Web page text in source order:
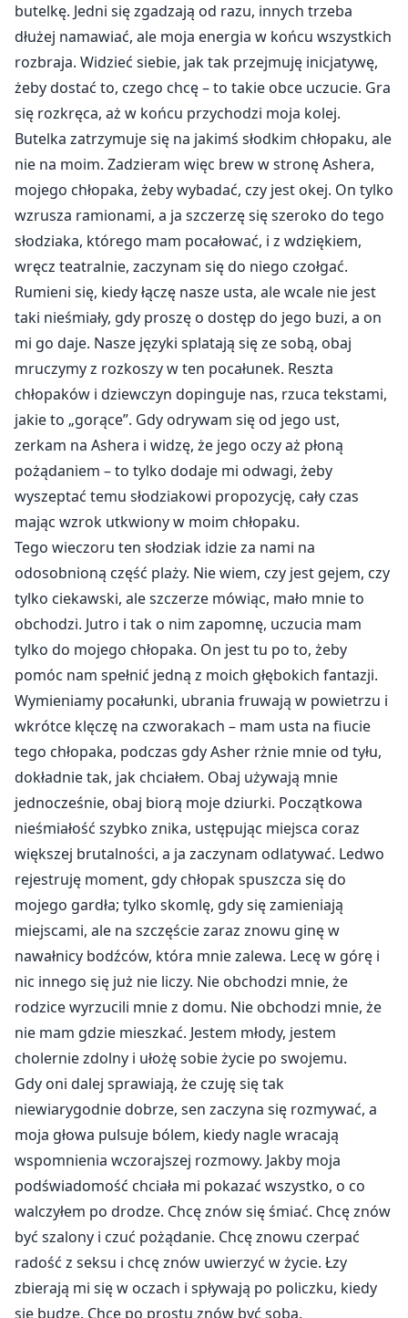
butelkę. Jedni się zgadzają od razu, innych trzeba
dłużej namawiać, ale moja energia w końcu wszystkich
rozbraja. Widzieć siebie, jak tak przejmuję inicjatywę,
żeby dostać to, czego chcę – to takie obce uczucie. Gra
się rozkręca, aż w końcu przychodzi moja kolej.
Butelka zatrzymuje się na jakimś słodkim chłopaku, ale
nie na moim. Zadzieram więc brew w stronę Ashera,
mojego chłopaka, żeby wybadać, czy jest okej. On tylko
wzrusza ramionami, a ja szczerzę się szeroko do tego
słodziaka, którego mam pocałować, i z wdziękiem,
wręcz teatralnie, zaczynam się do niego czołgać.
Rumieni się, kiedy łączę nasze usta, ale wcale nie jest
taki nieśmiały, gdy proszę o dostęp do jego buzi, a on
mi go daje. Nasze języki splatają się ze sobą, obaj
mruczymy z rozkoszy w ten pocałunek. Reszta
chłopaków i dziewczyn dopinguje nas, rzuca tekstami,
jakie to „gorące”. Gdy odrywam się od jego ust,
zerkam na Ashera i widzę, że jego oczy aż płoną
pożądaniem – to tylko dodaje mi odwagi, żeby
wyszeptać temu słodziakowi propozycję, cały czas
mając wzrok utkwiony w moim chłopaku.
Tego wieczoru ten słodziak idzie za nami na
odosobnioną część plaży. Nie wiem, czy jest gejem, czy
tylko ciekawski, ale szczerze mówiąc, mało mnie to
obchodzi. Jutro i tak o nim zapomnę, uczucia mam
tylko do mojego chłopaka. On jest tu po to, żeby
pomóc nam spełnić jedną z moich głębokich fantazji.
Wymieniamy pocałunki, ubrania fruwają w powietrzu i
wkrótce klęczę na czworakach – mam usta na fiucie
tego chłopaka, podczas gdy Asher rżnie mnie od tyłu,
dokładnie tak, jak chciałem. Obaj używają mnie
jednocześnie, obaj biorą moje dziurki. Początkowa
nieśmiałość szybko znika, ustępując miejsca coraz
większej brutalności, a ja zaczynam odlatywać. Ledwo
rejestruję moment, gdy chłopak spuszcza się do
mojego gardła; tylko skomlę, gdy się zamieniają
miejscami, ale na szczęście zaraz znowu ginę w
nawałnicy bodźców, która mnie zalewa. Lecę w górę i
nic innego się już nie liczy. Nie obchodzi mnie, że
rodzice wyrzucili mnie z domu. Nie obchodzi mnie, że
nie mam gdzie mieszkać. Jestem młody, jestem
cholernie zdolny i ułożę sobie życie po swojemu.
Gdy oni dalej sprawiają, że czuję się tak
niewiarygodnie dobrze, sen zaczyna się rozmywać, a
moja głowa pulsuje bólem, kiedy nagle wracają
wspomnienia wczorajszej rozmowy. Jakby moja
podświadomość chciała mi pokazać wszystko, o co
walczyłem po drodze. Chcę znów się śmiać. Chcę znów
być szalony i czuć pożądanie. Chcę znowu czerpać
radość z seksu i chcę znów uwierzyć w życie. Łzy
zbierają mi się w oczach i spływają po policzku, kiedy
się budzę. Chcę po prostu znów być sobą.